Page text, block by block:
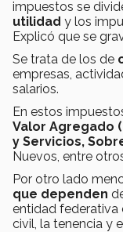
impuestos se
utilidad y los
Explicó que se
Se trata de los de
empresas,
salarios.
En estos
Valor Agregado
y Servicios,
Nuevos, entre
Por otro lado
que dependen
entidad federativa
civil, la tenencia y